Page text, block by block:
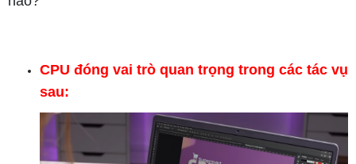
CPU đóng vai trò quan trọng trong các tác vụ
sau: